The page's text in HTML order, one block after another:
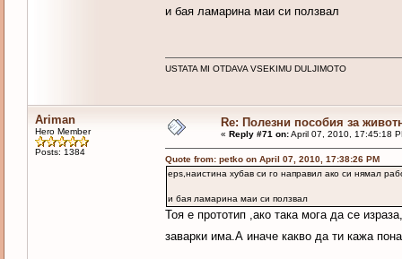
и бая ламарина маи си ползвал
USTATA MI OTDAVA VSEKIMU DULJIMOTO
Ariman
Hero Member
Posts: 1384
Re: Полезни пособия за
« Reply #71 on:April 07, 2010, 17:45:18
Quote from: petko on April 07, 2010, 17:38:26 PM
eps,наистина хубав си го направил ако си нямал
и бая ламарина маи си ползвал
Тоя е прототип ,ако така мога да се
заварки има.А иначе какво да ти кажа